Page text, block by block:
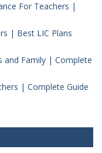
For Teachers |
| Best LIC Plans
and Family | Complete
| Complete Guide